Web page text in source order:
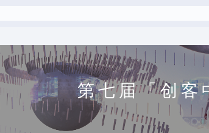
第七届「创客